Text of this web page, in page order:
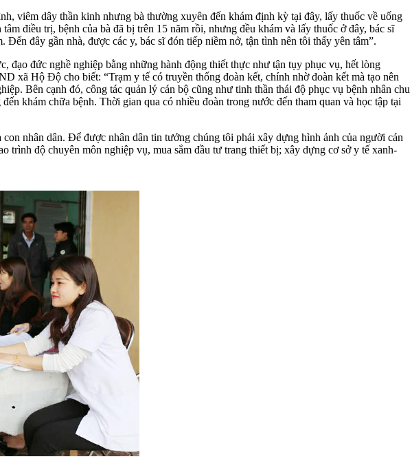
viêm dây thần kinh nhưng bà thường xuyên đến khám định kỳ tại đây, lấy thuốc về uống
điều trị, bệnh của bà đã bị trên 15 năm rồi, nhưng đều khám và lấy thuốc ở đây, bác sĩ
đây gần nhà, được các y, bác sĩ đón tiếp niềm nở, tận tình nên tôi thấy yên tâm”.
đức nghề nghiệp bằng những hành động thiết thực như tận tụy phục vụ, hết lòng
xã Hộ Độ cho biết: “Trạm y tế có truyền thống đoàn kết, chính nhờ đoàn kết mà tạo nên
Bên cạnh đó, công tác quản lý cán bộ cũng như tinh thần thái độ phục vụ bệnh nhân chu
khám chữa bệnh. Thời gian qua có nhiều đoàn trong nước đến tham quan và học tập tại
nhân dân. Để được nhân dân tin tưởng chúng tôi phải xây dựng hình ảnh của người cán
độ chuyên môn nghiệp vụ, mua sắm đầu tư trang thiết bị; xây dựng cơ sở y tế xanh-